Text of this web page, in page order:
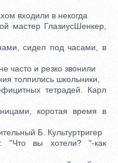
входили в некогда
мастер ГлазиусШенкер,
сидел под часами, в
и резко звонили
толпились школьники,
тетрадей. Карл
коротая время в
Б. Культуртригер
вы хотели? "-как